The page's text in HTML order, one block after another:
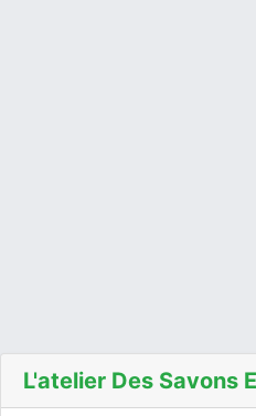
L'atelier Des Savons